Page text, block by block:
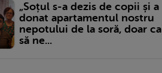
„Soțul s-a dezis de copii și a
donat apartamentul nostru
nepotului de la soră, doar ca
să ne...